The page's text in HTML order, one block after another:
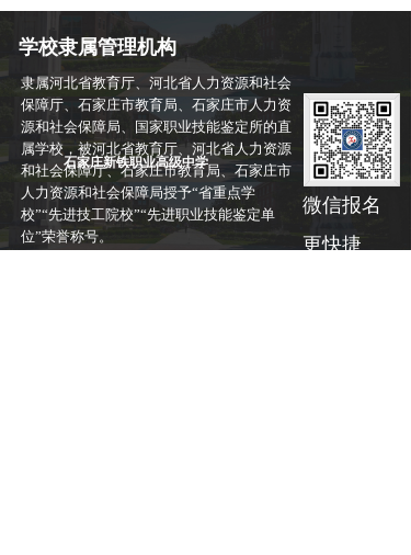
隶属河北省教育厅、河北省人力资源和社会
保障厅、石家庄市教育局、石家庄市人力资
源和社会保障局、国家职业技能鉴定所的直
属学校，被河北省教育厅、河北省人力资源
和社会保障厅、石家庄市教育局、石家庄市
人力资源和社会保障局授予“省重点学
校”“先进技工院校”“先进职业技能鉴定单
位”荣誉称号。
微信报名
更快捷
学校隶属管理机构
石家庄新铁职业高级中学